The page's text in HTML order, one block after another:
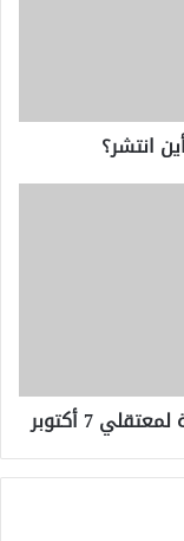
انتشر؟
7 أكتوبر